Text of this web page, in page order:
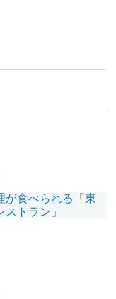
が食べられる「東
トラン」